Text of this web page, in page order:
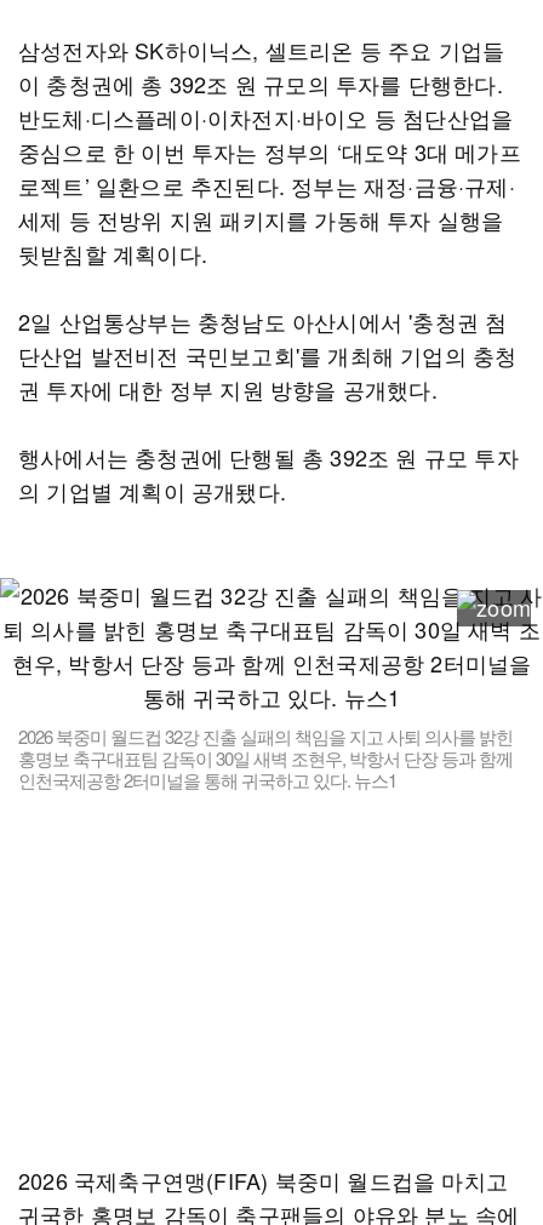
삼성전자와 SK하이닉스, 셀트리온 등 주요 기업들
이 충청권에 총 392조 원 규모의 투자를 단행한다.
반도체·디스플레이·이차전지·바이오 등 첨단산업을
중심으로 한 이번 투자는 정부의 ‘대도약 3대 메가프
로젝트’ 일환으로 추진된다. 정부는 재정·금융·규제·
세제 등 전방위 지원 패키지를 가동해 투자 실행을
뒷받침할 계획이다.
2일 산업통상부는 충청남도 아산시에서 '충청권 첨
단산업 발전비전 국민보고회'를 개최해 기업의 충청
권 투자에 대한 정부 지원 방향을 공개했다.
행사에서는 충청권에 단행될 총 392조 원 규모 투자
의 기업별 계획이 공개됐다.
2026 북중미 월드컵 32강 진출 실패의 책임을 지고 사퇴 의사를 밝힌
홍명보 축구대표팀 감독이 30일 새벽 조현우, 박항서 단장 등과 함께
인천국제공항 2터미널을 통해 귀국하고 있다. 뉴스1
2026 국제축구연맹(FIFA) 북중미 월드컵을 마치고
귀국한 홍명보 감독이 축구팬들의 야유와 분노 속에